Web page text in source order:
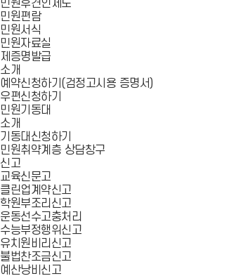
민원후견인제도
민원편람
민원서식
민원자료실
제증명발급
소개
예약신청하기(검정고시용 증명서)
우편신청하기
민원기동대
소개
기동대신청하기
민원취약계층 상담창구
신고
교육신문고
클린업계약신고
학원부조리신고
운동선수고충처리
수능부정행위신고
유치원비리신고
불법찬조금신고
예산낭비신고